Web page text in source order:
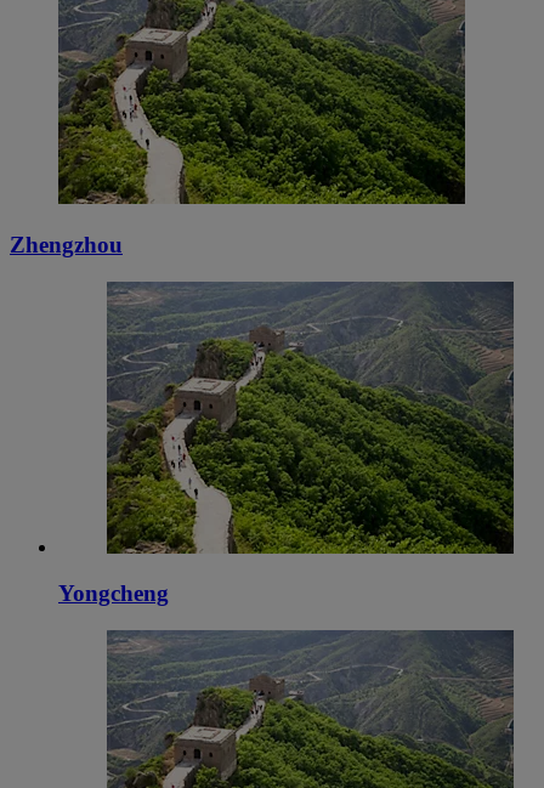
Zhengzhou
Yongcheng